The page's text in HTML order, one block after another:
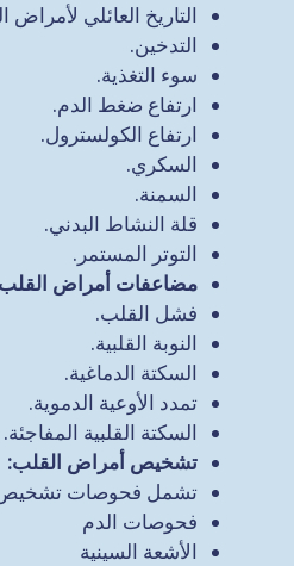
التاريخ العائلي لأمراض
التدخين.
سوء التغذية.
ارتفاع ضغط الدم.
ارتفاع الكولسترول.
السكري.
السمنة.
قلة النشاط البدني.
التوتر المستمر.
مضاعفات أمراض القلب
فشل القلب.
النوبة القلبية.
السكتة الدماغية.
تمدد الأوعية الدموية.
السكتة القلبية المفاجئة.
تشخيص أمراض القلب:
تشمل فحوصات تشخيص
فحوصات الدم
الأشعة السينية